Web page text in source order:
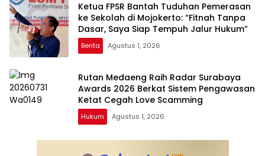
Ketua FPSR Bantah Tuduhan Pemerasan
ke Sekolah di Mojokerto: “Fitnah Tanpa
Dasar, Saya Siap Tempuh Jalur Hukum”
Berita Agustus 1, 2026
Rutan Medaeng Raih Radar Surabaya
Awards 2026 Berkat Sistem Pengawasan
Ketat Cegah Love Scamming
Hukum Agustus 1, 2026